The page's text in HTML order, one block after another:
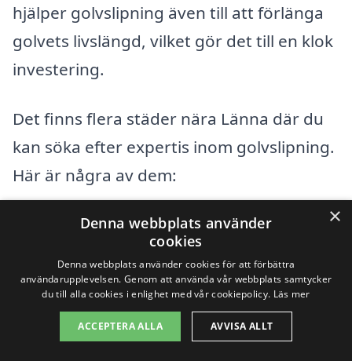
hjälper golvslipning även till att förlänga
golvets livslängd, vilket gör det till en klok
investering.
Det finns flera städer nära Länna där du
kan söka efter expertis inom golvslipning.
Här är några av dem:
Uppsala
Knivsta
Sigtuna
Älvkarleby
×
Denna webbplats använder
cookies
Denna webbplats använder cookies för att förbättra
användarupplevelsen. Genom att använda vår webbplats samtycker
du till alla cookies i enlighet med vår cookiepolicy. Läs mer
ACCEPTERA ALLA AVVISA ALLT